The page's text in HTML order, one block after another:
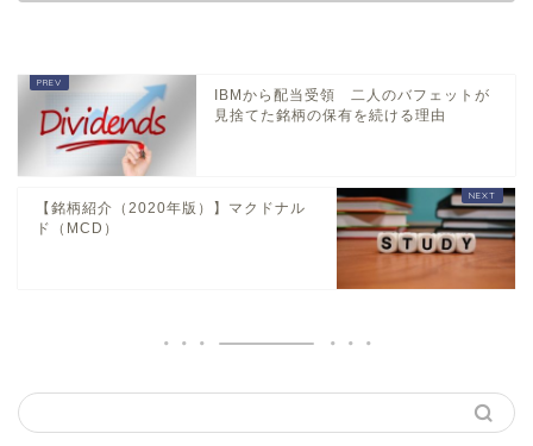
IBMから配当受領 二人のバフェットが
見捨てた銘柄の保有を続ける理由
【銘柄紹介（2020年版）】マクドナル
ド（MCD）